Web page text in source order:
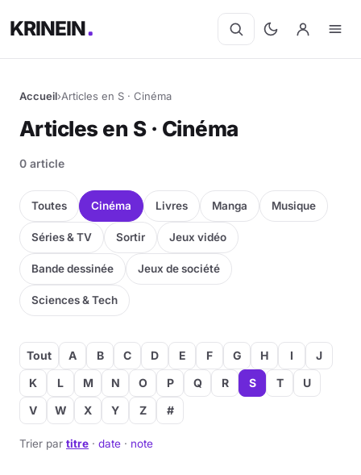
KRINEIN
Cinéma
Séries
Manga
BD
Livres
Jeux vidéo
Jeux de société
Musique
Accueil›Articles en S · Cinéma
Articles en S · Cinéma
0 article
Toutes Cinéma Livres Manga Musique
Séries & TV Sortir Jeux vidéo
Bande dessinée Jeux de société
Sciences & Tech
Tout A B C D E F G H I
J
K
L M N O P Q R S T
U
V
W X Y Z #
Trier par titre · date · note